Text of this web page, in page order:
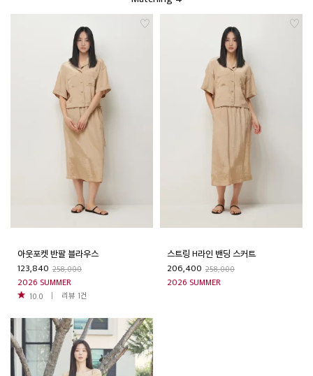
아웃포켓 반팔 블라우스
123,840 258,000
2026 SUMMER
10.0 리뷰 1건
스트링 H라인 밴딩 스커트
206,400 258,000
2026 SUMMER